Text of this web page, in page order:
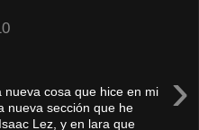
›
nueva cosa que hice en mi
nueva sección que he
Lez, y en lara que